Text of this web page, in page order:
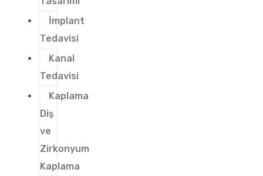
İmplant
Tedavisi
Kanal
Tedavisi
Kaplama
Diş
ve
Zirkonyum
Kaplama